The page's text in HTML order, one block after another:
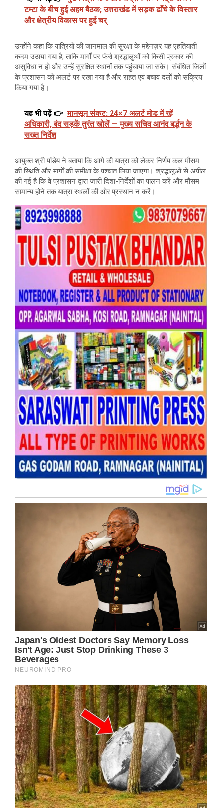
टम्टा के बीच हुई अहम बैठक; उत्तराखंड में सड़क ढाँचे के विस्तार
और क्षेत्रीय विकास पर हुई चर्
उन्होंने कहा कि यात्रियों की जानमाल की सुरक्षा के मद्देनज़र यह एहतियाती
कदम उठाया गया है, ताकि मार्गों पर फंसे श्रद्धालुओं को किसी प्रकार की
असुविधा न हो और उन्हें सुरक्षित स्थानों तक पहुंचाया जा सके। संबंधित जिलों
के प्रशासन को अलर्ट पर रखा गया है और राहत एवं बचाव दलों को सक्रिय
किया गया है।
यह भी पढ़ें 👉 मानसून संकट: 24×7 अलर्ट मोड में रहें
अधिकारी, बंद सड़कें तुरंत खोलें — मुख्य सचिव आनंद बर्द्धन के
सख्त निर्देश
आयुक्त श्री पांडेय ने बताया कि आगे की यात्रा को लेकर निर्णय कल मौसम
की स्थिति और मार्गों की समीक्षा के पश्चात लिया जाएगा। श्रद्धालुओं से अपील
की गई है कि वे प्रशासन द्वारा जारी दिशा-निर्देशों का पालन करें और मौसम
सामान्य होने तक यात्रा स्थलों की ओर प्रस्थान न करें।